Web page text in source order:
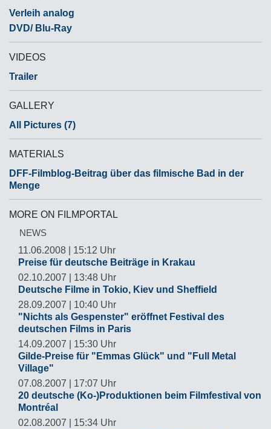
Verleih analog
DVD/ Blu-Ray
VIDEOS
Trailer
GALLERY
All Pictures (7)
MATERIALS
DFF-Filmblog-Beitrag über das filmische Bad in der
Menge
MORE ON FILMPORTAL
NEWS
11.06.2008 | 15:12 Uhr
Preise für deutsche Beiträge in Krakau
02.10.2007 | 13:48 Uhr
Deutsche Filme in Tokio, Kiev und Sheffield
28.09.2007 | 10:40 Uhr
"Nichts als Gespenster" eröffnet Festival des
deutschen Films in Paris
14.09.2007 | 15:30 Uhr
Gilde-Preise für "Emmas Glück" und "Full Metal
Village"
07.08.2007 | 17:07 Uhr
20 deutsche (Ko-)Produktionen beim Filmfestival von
Montréal
02.08.2007 | 15:34 Uhr